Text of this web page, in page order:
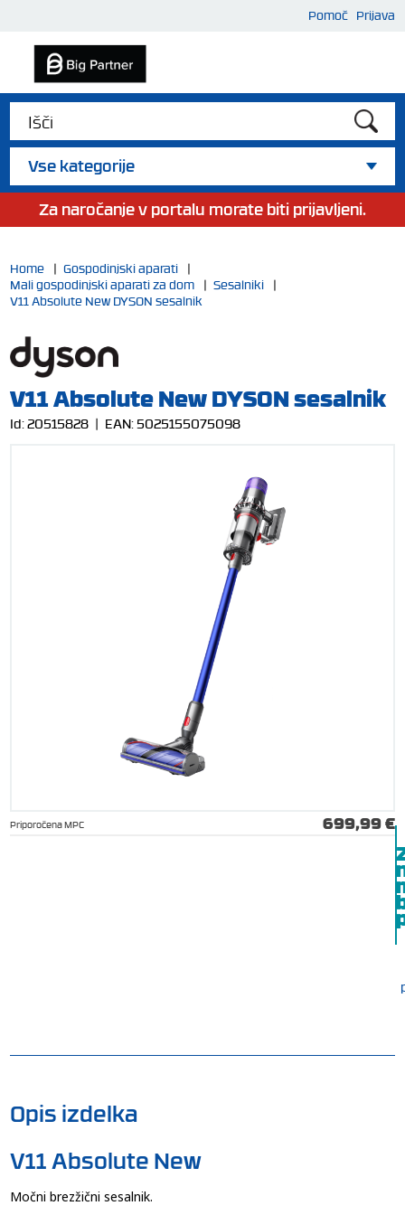
Pomoč Prijava
Vse kategorije
Za naročanje v portalu morate biti prijavljeni.
Home | Gospodinjski aparati
|
Mali gospodinjski aparati za dom
| Sesalniki
|
V11 Absolute New DYSON sesalnik
V11 Absolute New DYSON sesalnik
Id:20515828 | EAN: 5025155075098
Priporočena MPC 699,99 €
Opis izdelka
V11 Absolute New
Močni brezžični sesalnik.